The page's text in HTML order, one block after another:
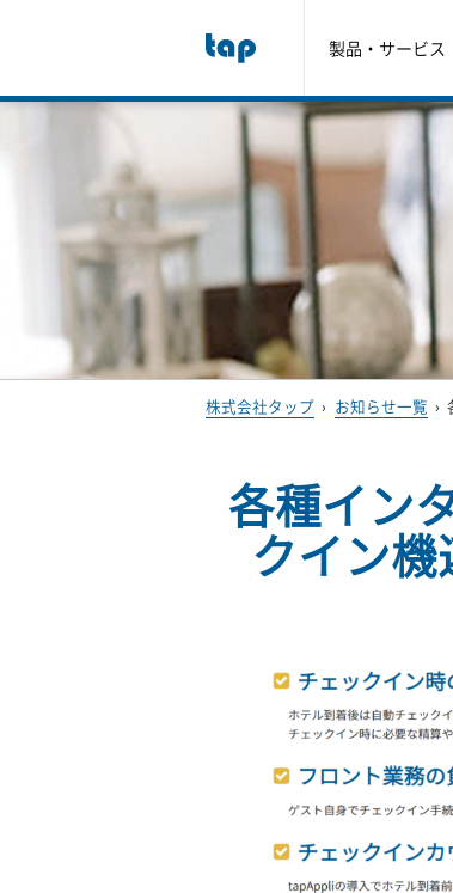
製品・サービス
株式会社タップ › お知らせ一覧 ›
各種イン
クイン